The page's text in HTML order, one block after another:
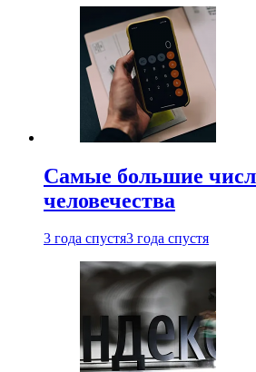
Самые большие
человечества
3 года спустя3 года спустя